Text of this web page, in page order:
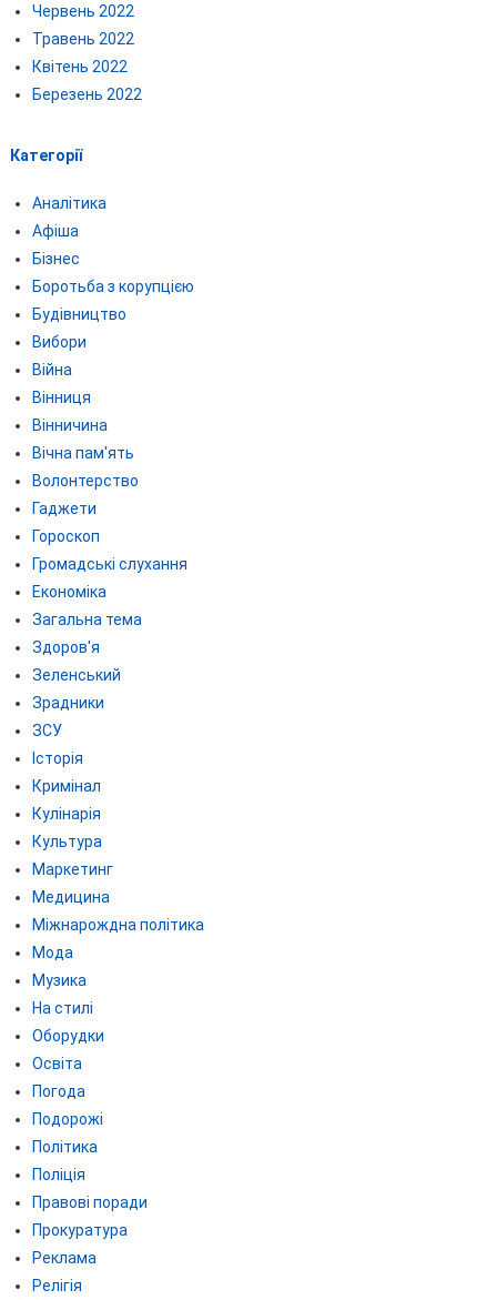
Червень 2022
Травень 2022
Квітень 2022
Березень 2022
Категорії
Аналітика
Афіша
Бізнес
Боротьба з корупцією
Будівництво
Вибори
Війна
Вінниця
Вінничина
Вічна пам'ять
Волонтерство
Гаджети
Гороскоп
Громадські слухання
Економіка
Загальна тема
Здоров'я
Зеленський
Зрадники
ЗСУ
Історія
Кримінал
Кулінарія
Культура
Маркетинг
Медицина
Міжнарождна політика
Мода
Музика
На стилі
Оборудки
Освіта
Погода
Подорожі
Політика
Поліція
Правові поради
Прокуратура
Реклама
Релігія